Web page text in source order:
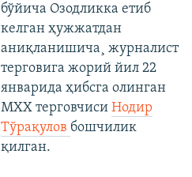
бўйича Озодликка етиб
келган ҳужжатдан
аниқланишича¸ журналист
терговига жорий йил 22
январида ҳибсга олинган
МХХ терговчиси Нодир
Тўрақулов бошчилик
қилган.